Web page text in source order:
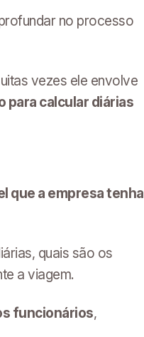
no processo
vezes ele envolve
para calcular diárias
que a empresa tenha
quais são os
a viagem.
funcionários,